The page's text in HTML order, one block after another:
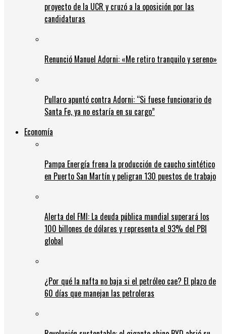
proyecto de la UCR y cruzó a la oposición por las
candidaturas
Renunció Manuel Adorni: «Me retiro tranquilo y sereno»
Pullaro apuntó contra Adorni: “Si fuese funcionario de
Santa Fe, ya no estaría en su cargo”
Economía
Pampa Energía frena la producción de caucho sintético
en Puerto San Martín y peligran 130 puestos de trabajo
Alerta del FMI: La deuda pública mundial superará los
100 billones de dólares y representa el 93% del PBI
global
¿Por qué la nafta no baja si el petróleo cae? El plazo de
60 días que manejan las petroleras